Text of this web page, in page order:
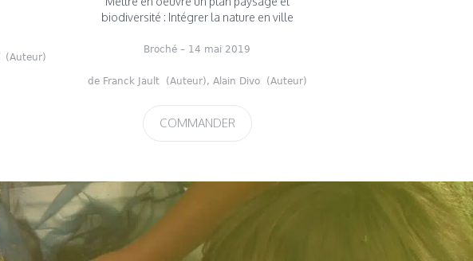
(Auteur)
biodiversité : Intégrer la nature en ville
Broché – 14 mai 2019
de Franck Jault (Auteur), Alain Divo (Auteur)
COMMANDER